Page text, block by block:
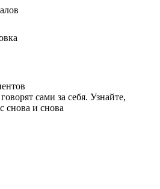
сами за себя. Узнайте,
снова и снова